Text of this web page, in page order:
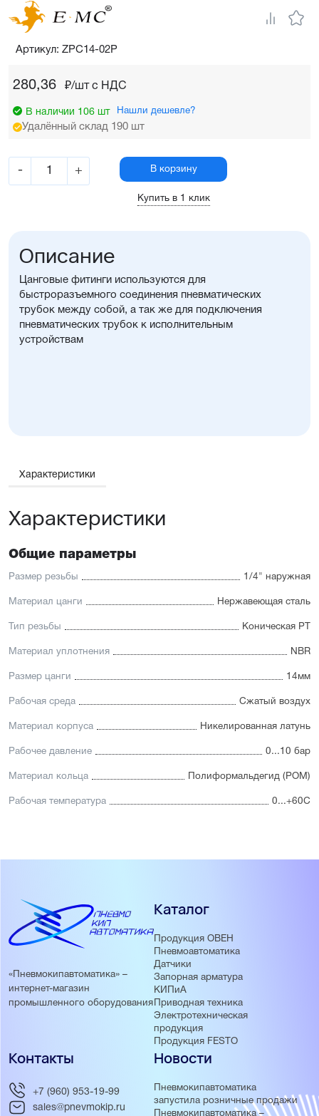
280,36 ₽/шт c НДС
В наличии 106 шт Нашли дешевле?
Удалённый склад 190 шт
- + В корзину
Купить в 1 клик
Артикул: ZPC14-02P
Описание
Цанговые фитинги используются для
быстроразъемного соединения пневматических
трубок между собой, а так же для подключения
пневматических трубок к исполнительным
устройствам
Характеристики
Характеристики
Общие параметры
Размер резьбы 1/4" наружная
Материал цанги Нержавеющая сталь
Тип резьбы Коническая PT
Материал уплотнения NBR
Размер цанги 14мм
Рабочая среда Сжатый воздух
Материал корпуса Никелированная латунь
Рабочее давление 0...10 бар
Материал кольца Полиформальдегид (POM)
Рабочая температура 0...+60С
«Пневмокипавтоматика» –
интернет-магазин
промышленного оборудования
Каталог
Продукция ОВЕН
Пневмоавтоматика
Датчики
Запорная арматура
КИПиА
Приводная техника
Электротехническая
продукция
Продукция FESTO
Новости
Пневмокипавтоматика
запустила розничные продажи
Пневмокипавтоматика –
Контакты
+7 (960) 953-19-99
sales@pnevmokip.ru